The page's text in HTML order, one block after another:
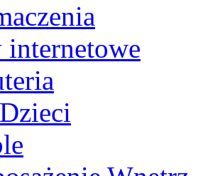
internetowe